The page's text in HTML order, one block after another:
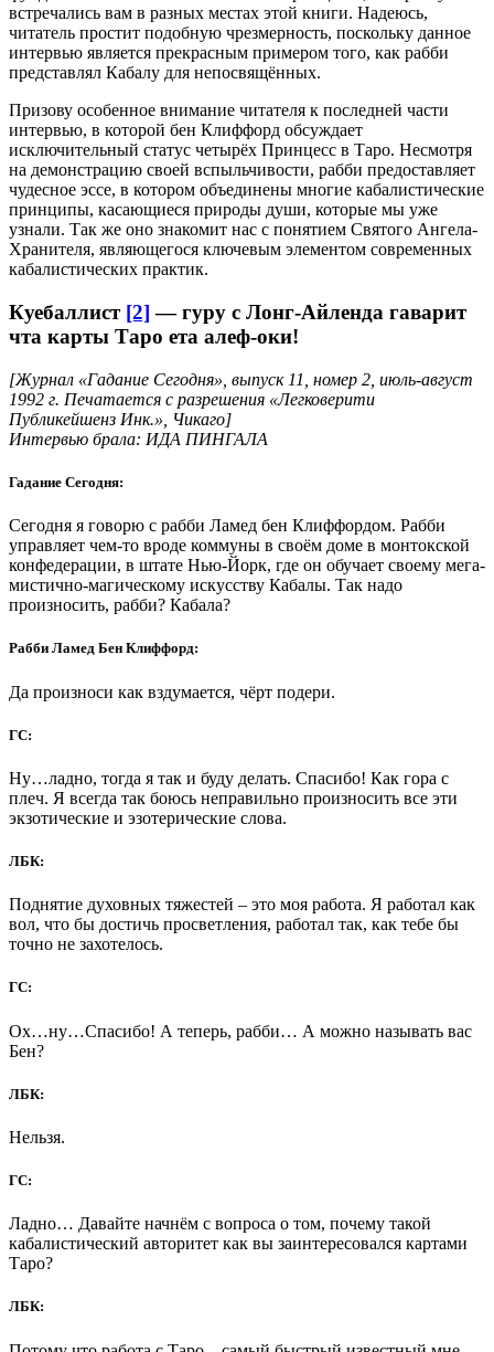
встречались вам в разных местах этой книги. Надеюсь,
читатель простит подобную чрезмерность, поскольку данное
интервью является прекрасным примером того, как рабби
представлял Кабалу для непосвящённых.
Призову особенное внимание читателя к последней части
интервью, в которой бен Клиффорд обсуждает
исключительный статус четырёх Принцесс в Таро. Несмотря
на демонстрацию своей вспыльчивости, рабби предоставляет
чудесное эссе, в котором объединены многие кабалистические
принципы, касающиеся природы души, которые мы уже
узнали. Так же оно знакомит нас с понятием Святого Ангела-
Хранителя, являющегося ключевым элементом современных
кабалистических практик.
Куебаллист [2] — гуру с Лонг-Айленда гаварит
чта карты Таро ета алеф-оки!
[Журнал «Гадание Сегодня», выпуск 11, номер 2, июль-август
1992 г. Печатается с разрешения «Легковерити
Публикейшенз Инк.», Чикаго]
Интервью брала: ИДА ПИНГАЛА
Гадание Сегодня:
Сегодня я говорю с рабби Ламед бен Клиффордом. Рабби
управляет чем-то вроде коммуны в своём доме в монтокской
конфедерации, в штате Нью-Йорк, где он обучает своему мега-
мистично-магическому искусству Кабалы. Так надо
произносить, рабби? Кабала?
Рабби Ламед Бен Клиффорд:
Да произноси как вздумается, чёрт подери.
ГС:
Ну…ладно, тогда я так и буду делать. Спасибо! Как гора с
плеч. Я всегда так боюсь неправильно произносить все эти
экзотические и эзотерические слова.
ЛБК:
Поднятие духовных тяжестей – это моя работа. Я работал как
вол, что бы достичь просветления, работал так, как тебе бы
точно не захотелось.
ГС:
Ох…ну…Спасибо! А теперь, рабби… А можно называть вас
Бен?
ЛБК:
Нельзя.
ГС:
Ладно… Давайте начнём с вопроса о том, почему такой
кабалистический авторитет как вы заинтересовался картами
Таро?
ЛБК: